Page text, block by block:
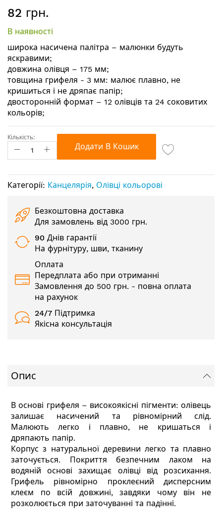
до
галереї
зображень
82 грн.
В наявності
широка насичена палітра – малюнки будуть
яскравими;
довжина олівця – 175 мм;
товщина грифеля - 3 мм: малює плавно, не
кришиться і не дряпає папір;
двосторонній формат – 12 олівців та 24 соковитих
кольорів;
Кількість:
Додати В Кошик
Категорії: Канцелярія, Олівці кольорові
Безкоштовна доставка
Для замовлень від 3000 грн.
90 Днів гарантії
На фурнітуру, шви, тканину
Оплата
Передплата або при отриманні
Замовлення до 500 грн. - повна оплата
на рахунок
24/7 Підтримка
Якісна консультація
Опис
В основі грифеля – високоякісні пігменти: олівець
залишає насичений та рівномірний слід.
Малюють легко і плавно, не кришаться і
дряпають папір.
Корпус з натуральної деревини легко та плавно
заточується. Покриття безпечним лаком на
водяній основі захищає олівці від розсихання.
Грифель рівномірно проклеєний дисперсним
клеєм по всій довжині, завдяки чому він не
розколюється при заточуванні та падінні.